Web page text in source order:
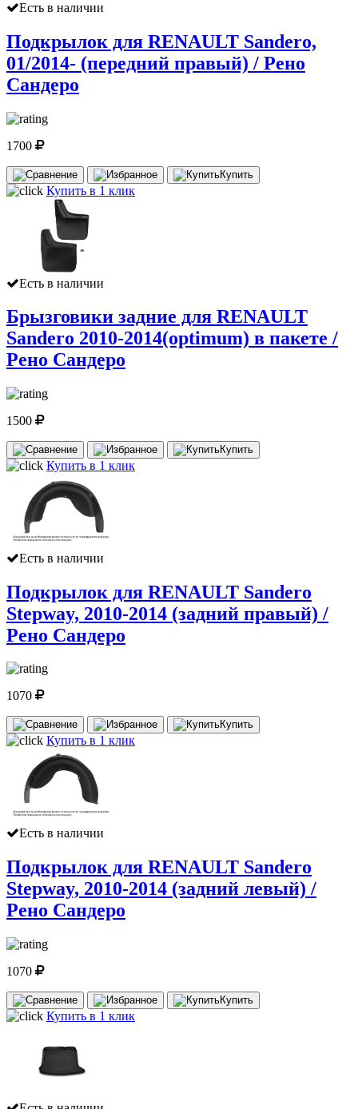
Есть в наличии
Подкрылок для RENAULT Sandero,
01/2014- (передний правый) / Рено
Сандеро
1700
Купить
Купить в 1 клик
Есть в наличии
Брызговики задние для RENAULT
Sandero 2010-2014(optimum) в пакете /
Рено Сандеро
1500
Купить
Купить в 1 клик
Есть в наличии
Подкрылок для RENAULT Sandero
Stepway, 2010-2014 (задний правый) /
Рено Сандеро
1070
Купить
Купить в 1 клик
Есть в наличии
Подкрылок для RENAULT Sandero
Stepway, 2010-2014 (задний левый) /
Рено Сандеро
1070
Купить
Купить в 1 клик